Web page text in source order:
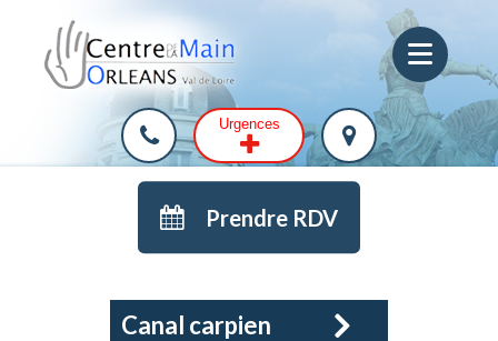
Urgences
Prendre RDV
Canal carpien